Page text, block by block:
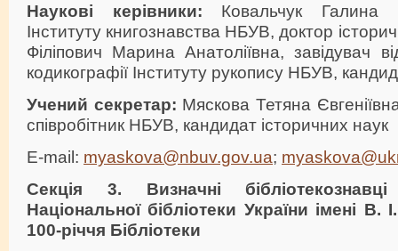
Наукові керівники: Ковальчук Галина
Інституту книгознавства НБУВ, доктор
Філіпович Марина Анатоліївна, завідувач
кодикографії Інституту рукопису НБУВ,
Учений секретар: Мяскова Тетяна
співробітник НБУВ, кандидат історичних наук
E-mail: myaskova@nbuv.gov.ua;
Секція 3. Визначні
Національної бібліотеки України імені В.
100-річчя Бібліотеки